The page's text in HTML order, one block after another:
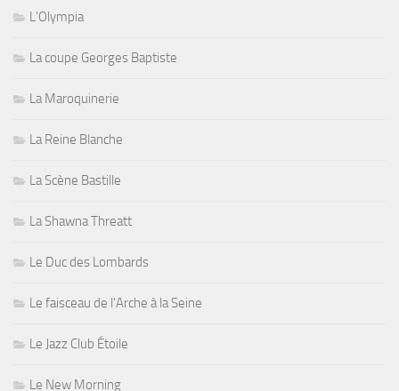
L'Olympia
La coupe Georges Baptiste
La Maroquinerie
La Reine Blanche
La Scène Bastille
La Shawna Threatt
Le Duc des Lombards
Le faisceau de l'Arche à la Seine
Le Jazz Club Étoile
Le New Morning